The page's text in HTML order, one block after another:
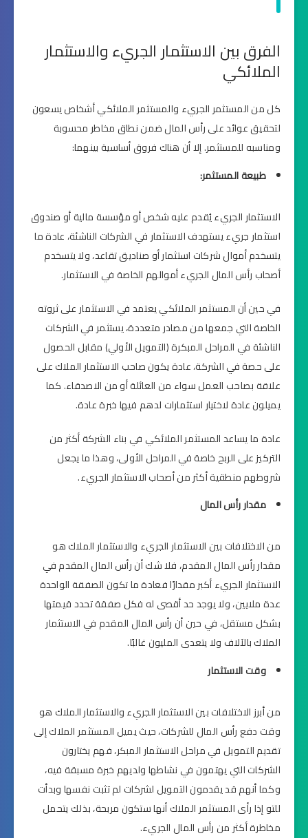
الفرق بين الاستثمار الجريء والاستثمار
الملائكي
كل من المستثمر الجريء والمستثمر الملائكي أشخاص يسعون
لتحقيق عوائد على رأس المال ضمن نطاق مخاطر محسوبة
ومناسبه للمستثمر. إلا أن هناك فروق أساسية بينهما:
طبيعة المستثمر:
الاستثمار الجريء يُقدم عليه شخص أو مؤسسة مالية أو صندوق
استثمار جريء يستهدف الاستثمار في الشركات الناشئة، عادة ما
يتسخدم أموال شركات استثمار أو صناديق تقاعد، ولا يتسخدم
أصحاب رأس المال الجريء أموالهم الخاصة في الاستثمار.
في حين أن المستثمر الملائكي يعتمد في الاستثمار على ثروته
الخاصة التي جمعها من مصادر متعددة، يستثمر في الشركات
الناشئة في المراحل المبكرة (التمويل الأولي) مقابل الحصول
على حصة في الشركة، عادة يكون صاحب الاستثمار الملاك على
علاقة بصاحب العمل سواء من العائلة أو من الاصدقاء. كما
يميلون عادة لاختيار استثمارات لدهم فيها خبرة عادة.
عادة ما يساعد المستثمر الملائكي في بناء الشركة أكثر من
التركيز على الربح خاصة في المراحل الأولى، وهذا ما يجعل
شروطهم منطقية أكثر من أصحاب الاستثمار الجريء.
مقدار رأس المال
من الاختلافات بين الاستثمار الجريء والاستثمار الملاك هو
مقدار رأس المال المقدم، فلا شك أن رأس المال المقدم في
الاستثمار الجريء أكبر مقدارًا فعادة ما تكون الصفقة الواحدة
عدة ملايين، ولا يوجد حد أقصى له فكل صفقة تحدد قيمتها
بشكل مستقل، في حين أن رأس المال المقدم في الاستثمار
الملاك بالآلاف ولا يتعدى المليون غالبًا.
وقت الاستثمار
من أبرز الاختلافات بين الاستثمار الجريء والاستثمار الملاك هو
وقت دفع رأس المال للشركات، حيث يميل المستثمر الملاك إلى
تقديم التمويل في مراحل الاستثمار المبكر، فهم يختارون
الشركات التي يهتمون في نشاطها ولديهم خبرة مسبقة فيه،
وكما أنهم قد يقدمون التمويل لشركات لم تثبت نفسها وبدأت
للتو إذا رأى المستثمر الملاك أنها ستكون مربحة، بذلك يتحمل
مخاطرة أكثر من رأس المال الجريء.